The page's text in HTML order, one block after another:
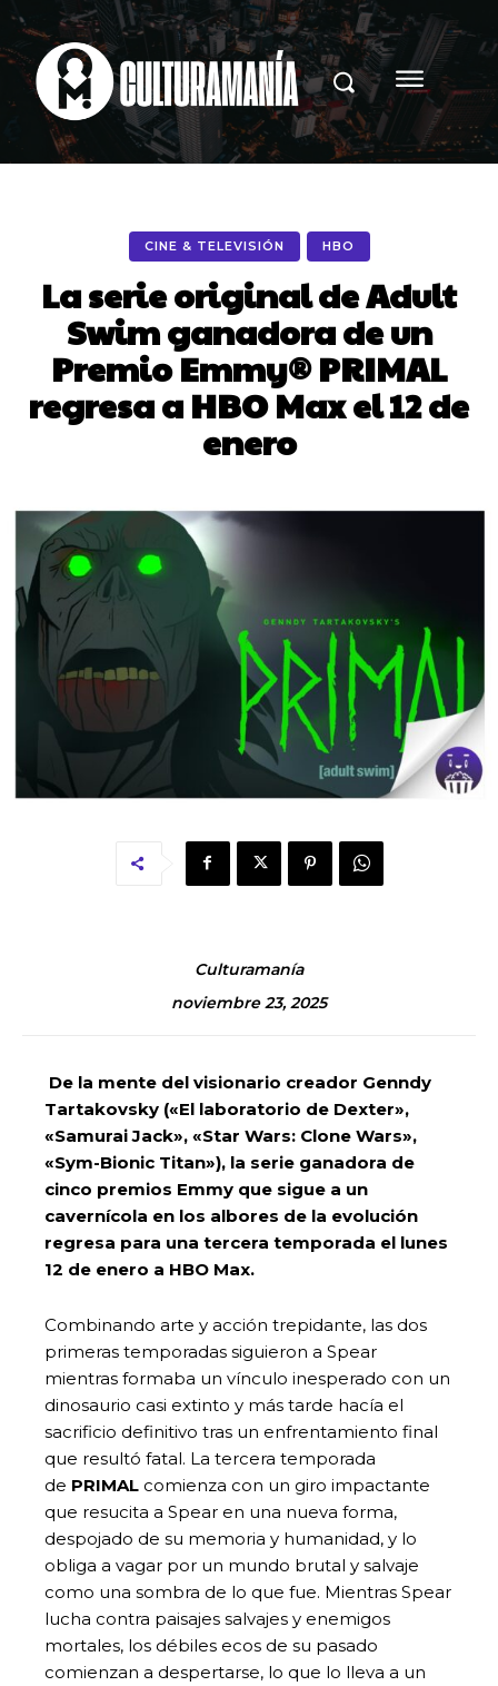
CINE & TELEVISIÓN HBO
La serie original de Adult
Swim ganadora de un
Premio Emmy® PRIMAL
regresa a HBO Max el 12 de
enero
Culturamanía
noviembre 23, 2025
De la mente del visionario creador Genndy
Tartakovsky («El laboratorio de Dexter»,
«Samurai Jack», «Star Wars: Clone Wars»,
«Sym-Bionic Titan»), la serie ganadora de
cinco premios Emmy que sigue a un
cavernícola en los albores de la evolución
regresa para una tercera temporada el lunes
12 de enero a HBO Max.
Combinando arte y acción trepidante, las dos
primeras temporadas siguieron a Spear
mientras formaba un vínculo inesperado con un
dinosaurio casi extinto y más tarde hacía el
sacrificio definitivo tras un enfrentamiento final
que resultó fatal. La tercera temporada
de PRIMAL comienza con un giro impactante
que resucita a Spear en una nueva forma,
despojado de su memoria y humanidad, y lo
obliga a vagar por un mundo brutal y salvaje
como una sombra de lo que fue. Mientras Spear
lucha contra paisajes salvajes y enemigos
mortales, los débiles ecos de su pasado
comienzan a despertarse, lo que lo lleva a un